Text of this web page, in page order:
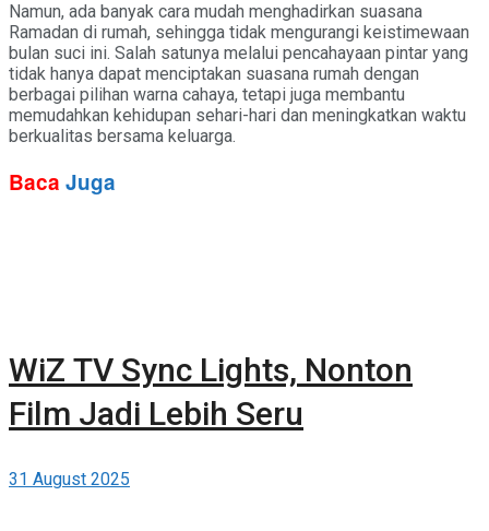
Namun, ada banyak cara mudah menghadirkan suasana
Ramadan di rumah, sehingga tidak mengurangi keistimewaan
bulan suci ini. Salah satunya melalui pencahayaan pintar yang
tidak hanya dapat menciptakan suasana rumah dengan
berbagai pilihan warna cahaya, tetapi juga membantu
memudahkan kehidupan sehari-hari dan meningkatkan waktu
berkualitas bersama keluarga.
Baca Juga
WiZ TV Sync Lights, Nonton
Film Jadi Lebih Seru
31 August 2025